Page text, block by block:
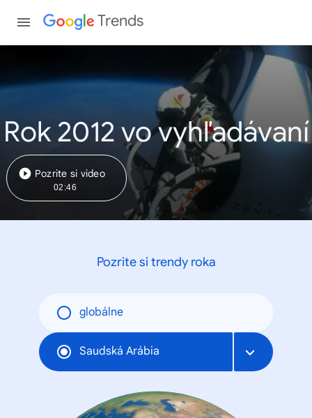
Trends
Rok 2012 vo vyhľadávaní
Pozrite si video
02:46
Pozrite si trendy roka
globálne
Saudská Arábia